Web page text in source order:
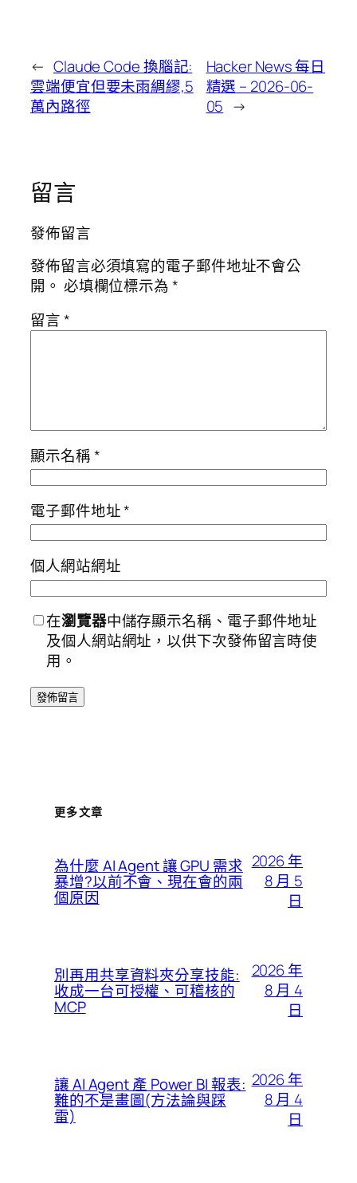
← Claude Code 換腦記:
雲端便宜但要未雨綢繆,5
萬內路徑
Hacker News 每日
精選 – 2026-06-
05 →
留言
發佈留言
發佈留言必須填寫的電子郵件地址不會公
開。 必填欄位標示為*
留言*
顯示名稱*
電子郵件地址*
個人網站網址
在瀏覽器中儲存顯示名稱、電子郵件地址
及個人網站網址，以供下次發佈留言時使
用。
更多文章
為什麼 AI Agent 讓 GPU 需求
暴增?以前不會、現在會的兩
個原因
2026 年
8 月 5
日
別再用共享資料夾分享技能:
收成一台可授權、可稽核的
MCP
2026 年
8 月 4
日
讓 AI Agent 產 Power BI 報表:
難的不是畫圖(方法論與踩
雷)
2026 年
8 月 4
日